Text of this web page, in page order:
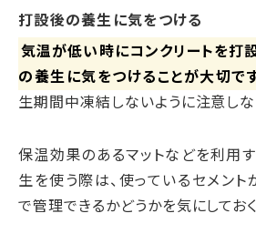
打設後の養生に気をつける
気温が低い時にコンクリートを打
の養生に気をつけることが大切です
生期間中凍結しないように注意しな
保温効果のあるマットなどを利用す
生を使う際は、使っているセメン
で管理できるかどうかを気にしておく